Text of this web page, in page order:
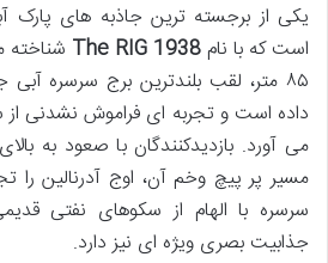
یکی از برجسته ترین جاذبه های پارک
است که با نامThe RIG 1938 شناخته
۸۵ متر، لقب بلندترین برج سرسره
داده است و تجربه ای فراموش نشدنی از
می آورد. بازدیدکنندگان با صعود به
مسیر پر پیچ وخم آن، اوج آدرنالین را
سرسره با الهام از سکوهای نفتی
جذابیت بصری ویژه ای نیز دارد.